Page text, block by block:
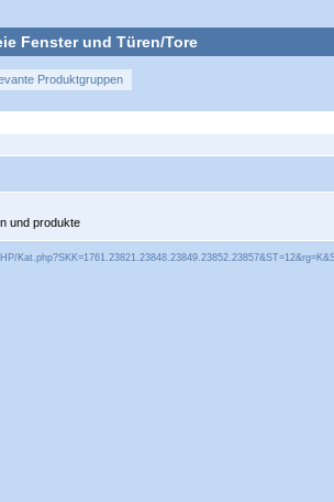
Fenster und Türen/Tore
Produktgruppen
und produkte